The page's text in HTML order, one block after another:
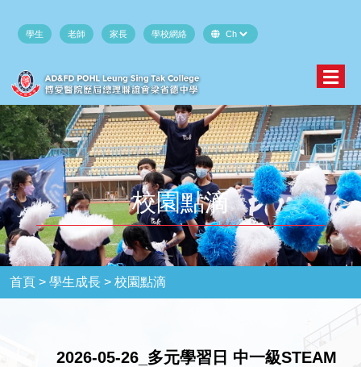
學生 老師 家長 學校網絡
校園點滴
首頁 > 學生成長 >校園點滴
2026-05-26_多元學習日 中一級STEAM